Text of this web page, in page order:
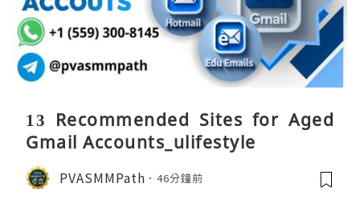
13 Recommended Sites for Aged
Gmail Accounts_ulifestyle
PVASMMPath 46分鐘前